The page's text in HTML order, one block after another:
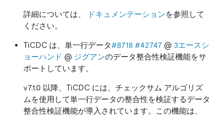
詳細については、 ドキュメンテーションを参照して
ください。
TiCDC は、単一行データ#8718 #42747 @ 3エースシ
ョーハンド @ ジグアンのデータ整合性検証機能をサ
ポートしています。
v7.1.0 以降、TiCDC には、チェックサム アルゴリズ
ムを使用して単一行データの整合性を検証するデータ
整合性検証機能が導入されています。この機能は、